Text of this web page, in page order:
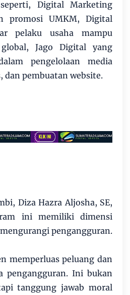
Digital Marketing
promosi UMKM, Digital
pelaku usaha mampu
Jago Digital yang
pengelolaan media
dan pembuatan website.
Diza Hazra Aljosha, SE,
ini memiliki dimensi
pengangguran.
memperluas peluang dan
pengangguran. Ini bukan
tanggung jawab moral